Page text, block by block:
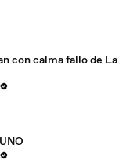
con calma fallo de La